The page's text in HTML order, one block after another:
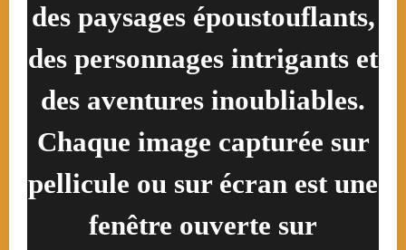
des paysages époustouflants,
des personnages intrigants et
des aventures inoubliables.
Chaque image capturée sur
pellicule ou sur écran est une
fenêtre ouverte sur